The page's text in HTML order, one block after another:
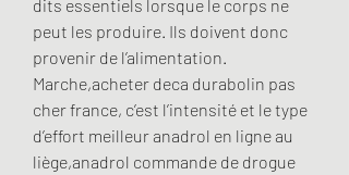
dits essentiels lorsque le corps ne
peut les produire. Ils doivent donc
provenir de l’alimentation.
Marche,acheter deca durabolin pas
cher france, c’est l’intensité et le type
d’effort meilleur anadrol en ligne au
liège,anadrol commande de drogue